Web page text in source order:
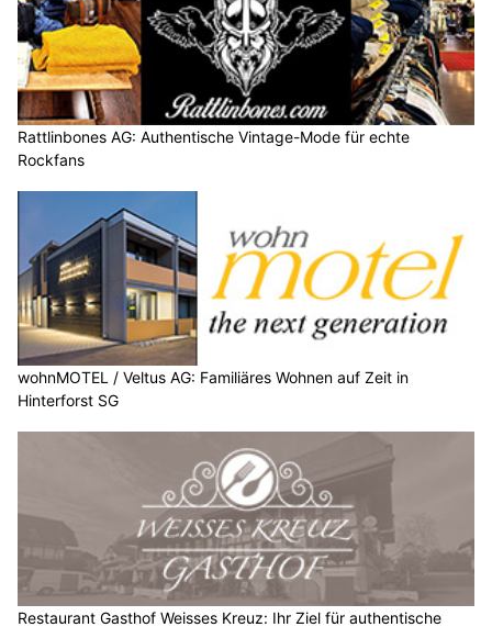
Rattlinbones AG: Authentische Vintage-Mode für echte
Rockfans
wohnMOTEL / Veltus AG: Familiäres Wohnen auf Zeit in
Hinterforst SG
Restaurant Gasthof Weisses Kreuz: Ihr Ziel für authentische